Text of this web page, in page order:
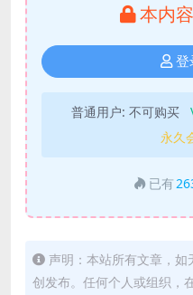
本内
登
普通用户: 不可购买
永久
已有
声明：本站所有文章，
创发布。任何个人或组织，